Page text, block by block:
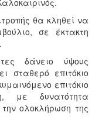
θα κληθεί να
σε έκτακτη
δάνειο ύψους
σταθερό επιτόκιο
επιτόκιο
δυνατότητα
ολοκλήρωση της